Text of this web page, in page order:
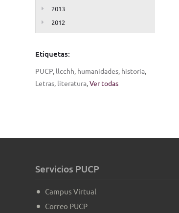
2013
2012
Etiquetas:
PUCP, llcchh, humanidades, historia,
Letras, literatura,Ver todas
Servicios PUCP
Campus Virtual
Correo PUCP